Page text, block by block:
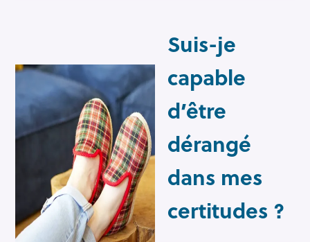
Suis-je
capable
d’être
dérangé
dans mes
certitudes ?